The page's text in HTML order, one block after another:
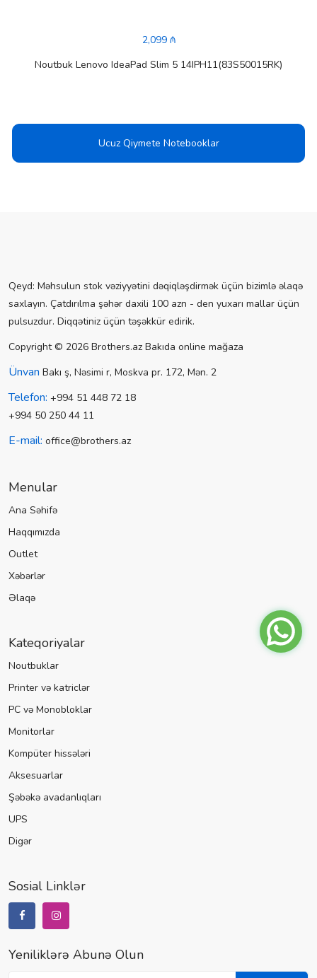
2,099 ₼
Noutbuk Lenovo IdeaPad Slim 5 14IPH11(83S50015RK)
Ucuz Qiymete Notebooklar
Qeyd: Məhsulun stok vəziyyətini dəqiqləşdirmək üçün bizimlə əlaqə
saxlayın. Çatdırılma şəhər daxili 100 azn - den yuxarı mallar üçün
pulsuzdur. Diqqətiniz üçün təşəkkür edirik.
Copyright © 2026 Brothers.az Bakıda online mağaza
Ünvan Bakı ş, Nəsimi r, Moskva pr. 172, Mən. 2
Telefon: +994 51 448 72 18
+994 50 250 44 11
E-mail: office@brothers.az
Menular
Ana Səhifə
Haqqımızda
Outlet
Xəbərlər
Əlaqə
Kateqoriyalar
Noutbuklar
Printer və katriclər
PC və Monobloklar
Monitorlar
Kompüter hissələri
Aksesuarlar
Şəbəkə avadanlıqları
UPS
Digər
Sosial Linklər
Yeniliklərə Abunə Olun